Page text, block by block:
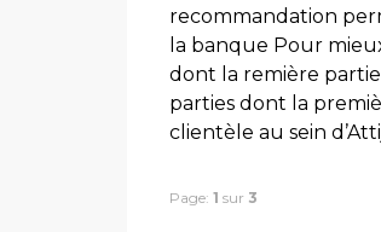
recommandation
la banque Pour
dont la remière
parties dont la
clientèle au sein
Page: 1 sur 3